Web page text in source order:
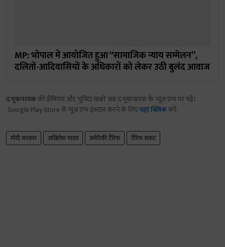
MP: भोपाल में आयोजित हुआ “सामाजिक न्याय सम्मेलन”,
दलितों-आदिवासियों के अधिकारों को लेकर उठी बुलंद आवाज
द मूकनायककी प्रीमियम और चुनिंदा खबरें अब द मूकनायक के न्यूज़ एप्प पर पढ़ें।
Google Play Store से न्यूज़ एप्प इंस्टाल करने के लिएयहां क्लिककरें.
मोदी सरकार अखिलेश यादव अमेरिकी टैरिफ टैरिफ संकट